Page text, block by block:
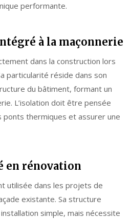
performante.
à la maçonnerie
dans la construction lors
particularité réside dans son
du bâtiment, formant un
L’isolation doit être pensée
thermiques et assurer une
en rénovation
utilisée dans les projets de
existante. Sa structure
simple, mais nécessite